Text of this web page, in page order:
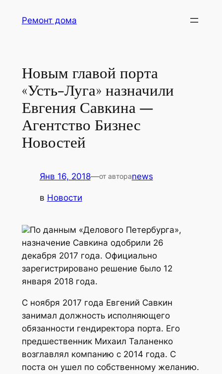
Ремонт дома
Новым главой порта
«Усть-Луга» назначили
Евгения Савкина —
Агентство Бизнес
Новостей
Янв 16, 2018—от автораnews
в Новости
По данным «Делового Петербурга»,
назначение Савкина одобрили 26
декабря 2017 года. Официально
зарегистрировано решение было 12
января 2018 года.
С ноября 2017 года Евгений Савкин
занимал должность исполняющего
обязанности гендиректора порта. Его
предшественник Михаил Таланенко
возглавлял компанию с 2014 года. С
поста он ушел по собственному желанию.